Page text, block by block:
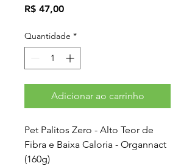
R$ 47,00Preço
Quantidade *
Adicionar ao carrinho
Pet Palitos Zero - Alto Teor de
Fibra e Baixa Caloria - Organnact
(160g)